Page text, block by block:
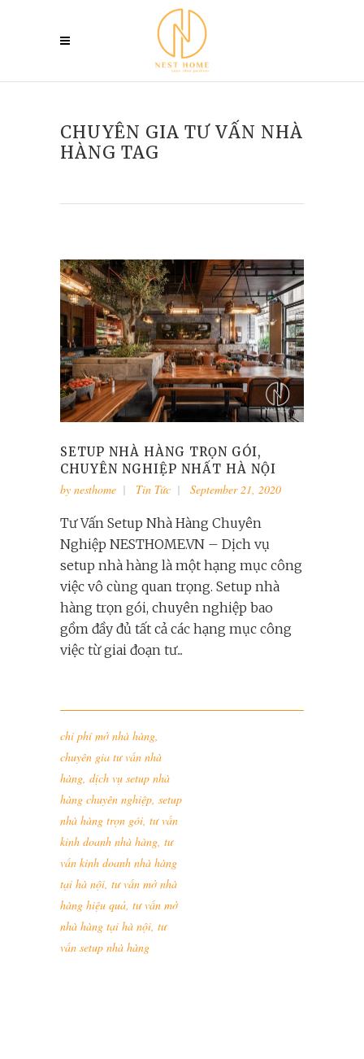
CHUYÊN GIA TƯ VẤN NHÀ
HÀNG TAG
SETUP NHÀ HÀNG TRỌN GÓI,
CHUYÊN NGHIỆP NHẤT HÀ NỘI
by nesthome Tin Tức September 21, 2020
Tư Vấn Setup Nhà Hàng Chuyên
Nghiệp NESTHOME.VN – Dịch vụ
setup nhà hàng là một hạng mục công
việc vô cùng quan trọng. Setup nhà
hàng trọn gói, chuyên nghiệp bao
gồm đầy đủ tất cả các hạng mục công
việc từ giai đoạn tư...
chi phí mở nhà hàng,
chuyên gia tư vấn nhà
hàng, dịch vụ setup nhà
hàng chuyên nghiệp, setup
nhà hàng trọn gói, tư vấn
kinh doanh nhà hàng, tư
vấn kinh doanh nhà hàng
tại hà nội, tư vấn mở nhà
hàng hiệu quả, tư vấn mở
nhà hàng tại hà nội, tư
vấn setup nhà hàng